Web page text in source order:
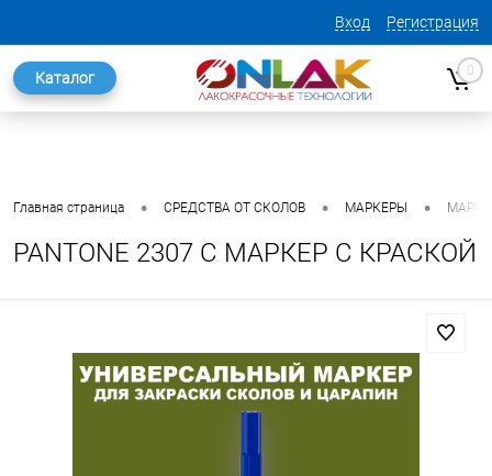
Вход Регистрация
Каталог 0
Главная страница • СРЕДСТВА ОТ СКОЛОВ • МАРКЕРЫ •
PANTONE 2307 C МАРКЕР С КРАСКОЙ